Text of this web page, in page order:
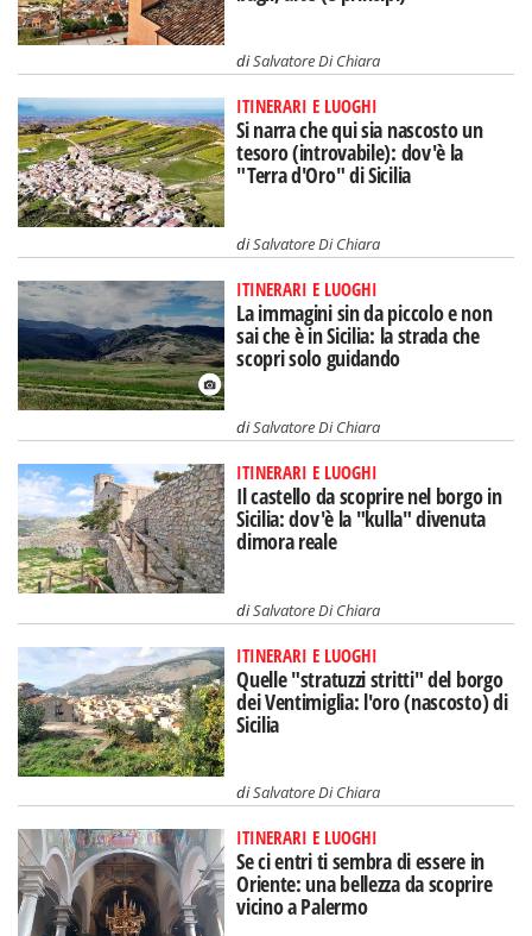
diSalvatore Di Chiara
ITINERARI E LUOGHI
Si narra che qui sia nascosto un
tesoro (introvabile): dov'è la
"Terra d'Oro" di Sicilia
diSalvatore Di Chiara
ITINERARI E LUOGHI
La immagini sin da piccolo e non
sai che è in Sicilia: la strada che
scopri solo guidando
diSalvatore Di Chiara
ITINERARI E LUOGHI
Il castello da scoprire nel borgo in
Sicilia: dov'è la "kulla" divenuta
dimora reale
diSalvatore Di Chiara
ITINERARI E LUOGHI
Quelle "stratuzzi stritti" del borgo
dei Ventimiglia: l'oro (nascosto) di
Sicilia
diSalvatore Di Chiara
ITINERARI E LUOGHI
Se ci entri ti sembra di essere in
Oriente: una bellezza da scoprire
vicino a Palermo